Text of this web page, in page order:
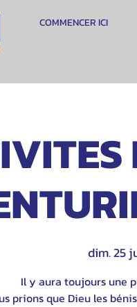
COMMENCER ICI
dim. 25
Il y aura toujours une
prions que Dieu les